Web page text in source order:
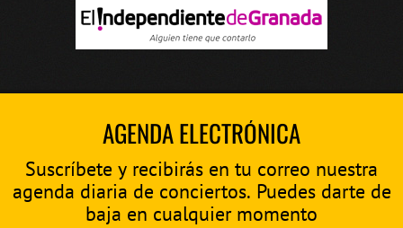
AGENDA ELECTRÓNICA
Suscríbete y recibirás en tu correo nuestra
agenda diaria de conciertos. Puedes darte de
baja en cualquier momento